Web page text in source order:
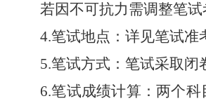
若因不可抗力需调整笔
4.笔试地点：详见笔试准
5.笔试方式：笔试采取闭
6.笔试成绩计算：两个科